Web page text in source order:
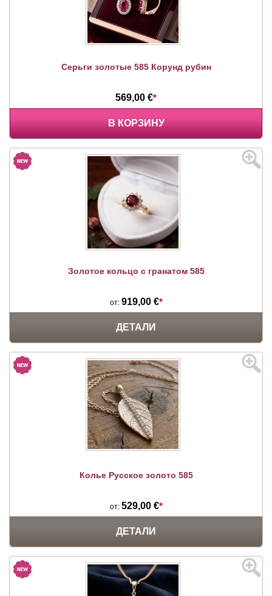
Серьги золотые 585 Корунд рубин
569,00 €*
В КОРЗИНУ
Золотое кольцо с гранатом 585
от: 919,00 €*
ДЕТАЛИ
Колье Русское золото 585
от: 529,00 €*
ДЕТАЛИ